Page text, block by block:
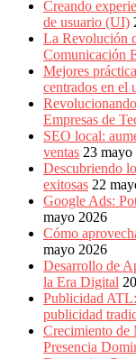
Creando
de usuario (UI)
La Revolución
Comunicación
Mejores
centrados en el
Empresas de
SEO local:
ventas 23 mayo
Descubriendo
exitosas 22
Google Ads:
mayo 2026
Cómo
mayo 2026
Desarrollo de
la Era Digital
Publicidad
publicidad
Crecimiento de
Presencia